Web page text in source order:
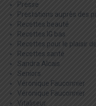
Presse
Prestations auprès des
Recettes beauté
Recettes IG bas
Recettes pour le plaisir
Recettes santé
Sandra Alcais
Seniors
Véronique Fauconnier
Véronique Fauconnier
Vitaliseur